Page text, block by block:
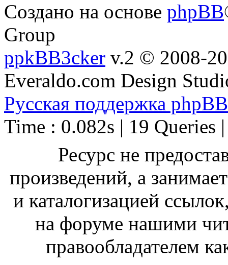
Создано на основе phpBB
Group
ppkBB3cker v.2 © 2008-
Everaldo.com Design
Русская поддержка phpBB
Time : 0.082s | 19 Queries
Ресурс не
произведений, а
и каталогизацией
на форуме нашими
правообладателем